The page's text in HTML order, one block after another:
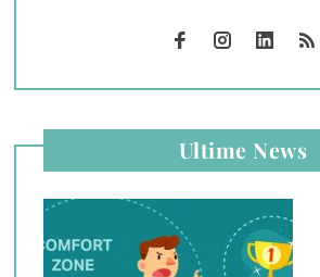
Ultime News